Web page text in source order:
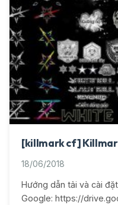
[killmark cf]
18/06/2018
Hướng dẫn tải và cài
Google: https://